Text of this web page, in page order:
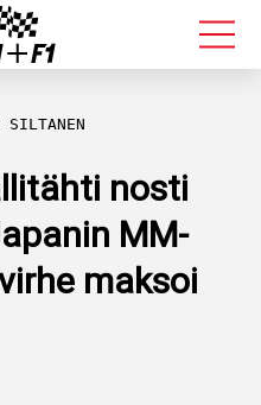
SILTANEN
nosti
MM-
maksoi